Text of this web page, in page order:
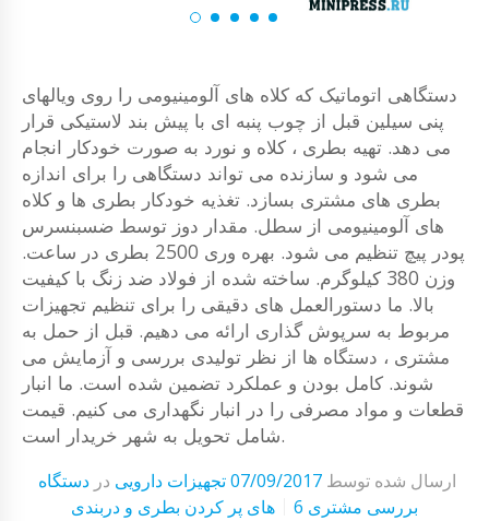
دستگاهی اتوماتیک که کلاه های آلومینیومی را روی ویالهای
پنی سیلین قبل از چوب پنبه ای با پیش بند لاستیکی قرار
می دهد. تهیه بطری ، کلاه و نورد به صورت خودکار انجام
می شود و سازنده می تواند دستگاهی را برای اندازه
بطری های مشتری بسازد. تغذیه خودکار بطری ها و کلاه
های آلومینیومی از سطل. مقدار دوز توسط ضسبنسرس
پودر پیچ تنظیم می شود. بهره وری 2500 بطری در ساعت.
وزن 380 کیلوگرم. ساخته شده از فولاد ضد زنگ با کیفیت
بالا. ما دستورالعمل های دقیقی را برای تنظیم تجهیزات
مربوط به سرپوش گذاری ارائه می دهیم. قبل از حمل به
مشتری ، دستگاه ها از نظر تولیدی بررسی و آزمایش می
شوند. کامل بودن و عملکرد تضمین شده است. ما انبار
قطعات و مواد مصرفی را در انبار نگهداری می کنیم. قیمت
شامل تحویل به شهر خریدار است.
ارسال شده توسط07/09/2017 تجهیزات دارویی دردستگاه
های پر کردن بطری و دربندی
6 بررسی مشتری